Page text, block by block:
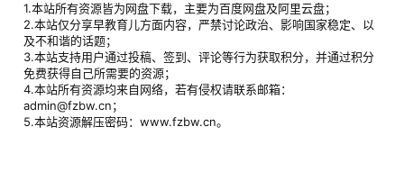
1.本站所有资源皆为网盘下载，主要为百度网盘及阿里云盘；
2.本站仅分享早教育儿方面内容，严禁讨论政治、影响国家稳定、以
及不和谐的话题；
3.本站支持用户通过投稿、签到、评论等行为获取积分，并通过积分
免费获得自己所需要的资源；
4.本站所有资源均来自网络，若有侵权请联系邮箱：
admin@fzbw.cn；
5.本站资源解压密码：www.fzbw.cn。